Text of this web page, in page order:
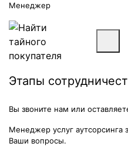
Менеджер
Этапы
Вы звоните нам или
Менеджер услуг аутсорсинга
Ваши вопросы.